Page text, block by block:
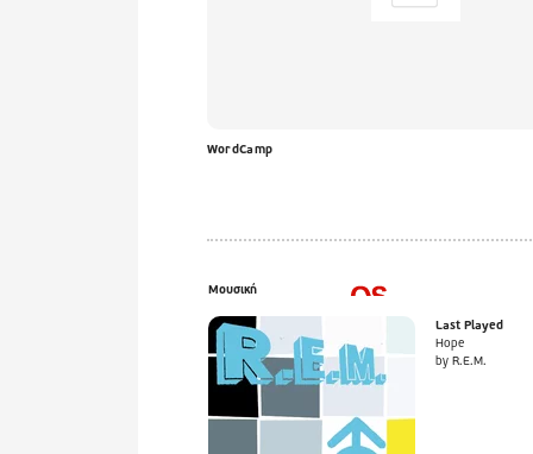
WordCamp
Μουσική
Last Played
Hope
by R.E.M.